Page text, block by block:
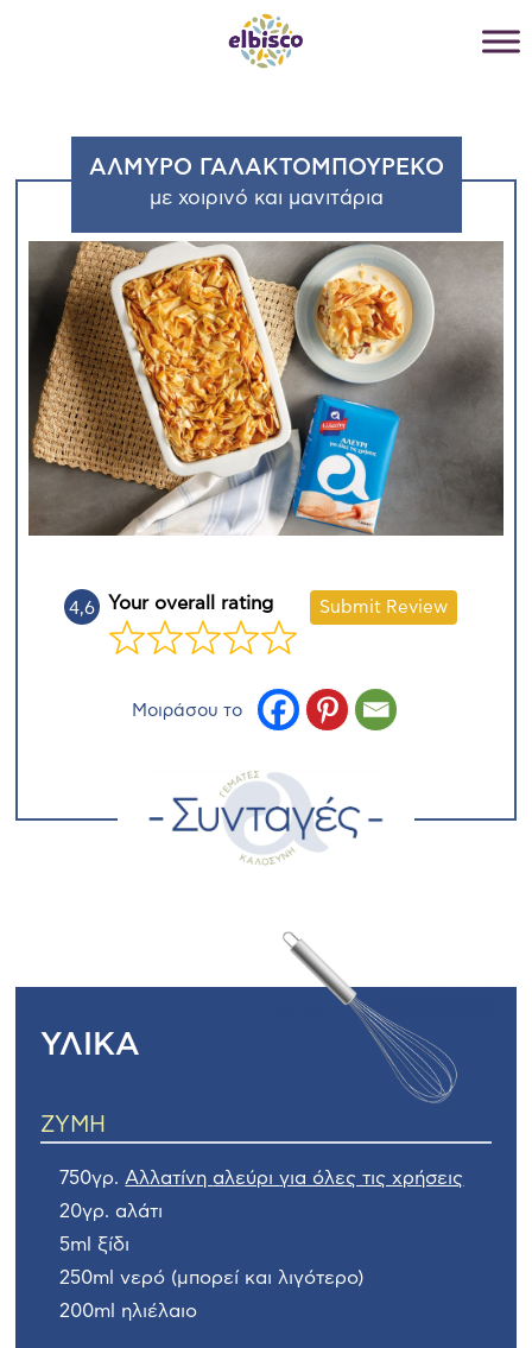
ΑΛΜΥΡΟ ΓΑΛΑΚΤΟΜΠΟΥΡΕΚΟ
με χοιρινό και μανιτάρια
4,6 Your overall rating Submit Review
Μοιράσου το
ΥΛΙΚΑ
ΖΥΜΗ
750γρ.Αλλατίνη αλεύριγια όλες τις χρήσεις
20γρ. αλάτι
5ml ξίδι
250ml νερό (μπορεί και λιγότερο)
200ml ηλιέλαιο